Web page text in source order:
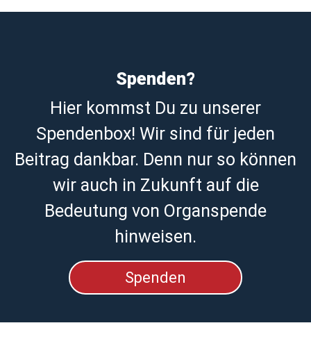
Spenden?
Hier kommst Du zu unserer
Spendenbox! Wir sind für jeden
Beitrag dankbar. Denn nur so können
wir auch in Zukunft auf die
Bedeutung von Organspende
hinweisen.
Spenden